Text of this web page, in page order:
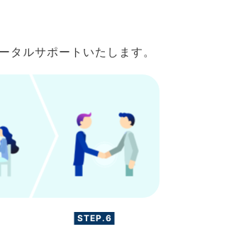
ルサポートいたします。
STEP.6